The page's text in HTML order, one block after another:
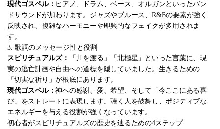
現代ゴスペル： ピアノ、ドラム、ベース、オルガンといったバン
ドサウンドが加わります。ジャズやブルース、R&Bの要素が強く
反映され、複雑なハーモニーや即興的なフェイクが多用されま
す。
3. 歌詞のメッセージ性と役割
スピリチュアルズ：
「川を渡る」「北極星」といった言葉に、現
実の逃亡計画や自由への道標を隠していました。生きるための
「切実な祈り」が根底にあります。
現代ゴスペル： 神への感謝、愛、希望、そして「今ここにある喜
び」をストレートに表現します。聴く人を鼓舞し、ポジティブな
エネルギーを与える役割が強くなっています。
初心者がスピリチュアルズの歴史を辿るための4ステップ